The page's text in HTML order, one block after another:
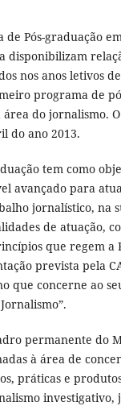
de Pós-graduação
disponibilizam
nos anos letivos
programa de
do jornalismo.
do ano 2013.
tem como
avançado para
jornalístico, na
de atuação,
que regem
prevista pela
que concerne ao
permanente do
à área de
práticas e